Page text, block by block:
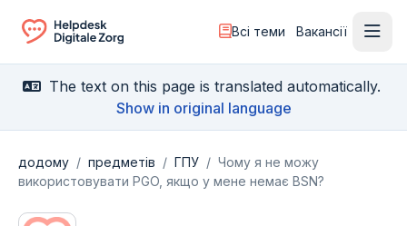
Ga naar de homepagina
Всі теми Вакансії
The text on this page is translated automatically.
Show in original language
додому / предметів / ГПУ / Чому я не можу
використовувати PGO, якщо у мене немає BSN?